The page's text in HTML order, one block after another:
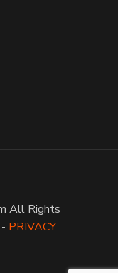
All Rights
- PRIVACY